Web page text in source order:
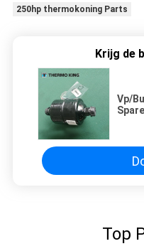
250hp thermokoning Parts
Krijg de
Vp/
Top